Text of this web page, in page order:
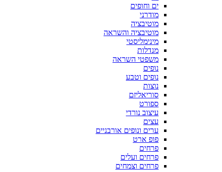
ים וחופים
מודרני
מוטיבציה
מוטיבציה והשראה
מינימליסטי
מנדלות
משפטי השראה
נופים
נופים וטבע
נוצות
סוריאליזם
ספורט
עיצוב נורדי
עצים
ערים ונופים אורבניים
פופ ארט
פרחים
פרחים ועלים
פרחים וצמחים